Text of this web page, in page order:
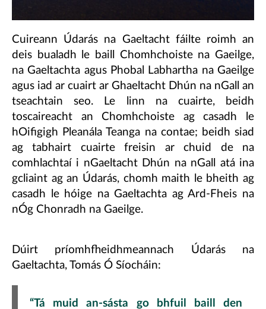
Cuireann Údarás na Gaeltacht fáilte roimh an
deis bualadh le baill Chomhchoiste na Gaeilge,
na Gaeltachta agus Phobal Labhartha na Gaeilge
agus iad ar cuairt ar Ghaeltacht Dhún na nGall an
tseachtain seo. Le linn na cuairte, beidh
toscaireacht an Chomhchoiste ag casadh le
hOifigigh Pleanála Teanga na contae; beidh siad
ag tabhairt cuairte freisin ar chuid de na
comhlachtaí i nGaeltacht Dhún na nGall atá ina
gcliaint ag an Údarás, chomh maith le bheith ag
casadh le hóige na Gaeltachta ag Ard-Fheis na
nÓg Chonradh na Gaeilge.
Dúirt príomhfheidhmeannach Údarás na
Gaeltachta, Tomás Ó Síocháin:
“Tá muid an-sásta go bhfuil baill den